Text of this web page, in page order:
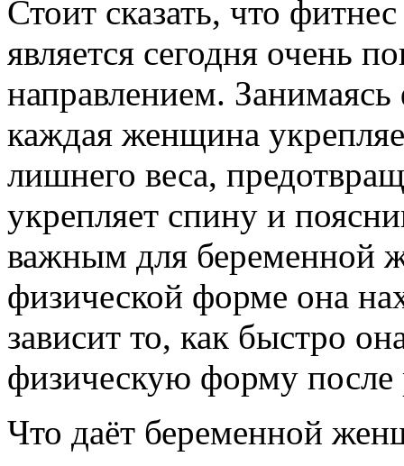
Стоит сказать, что
является сегодня очень
направлением.
каждая женщина
лишнего веса,
укрепляет спину и
важным для беременной
физической форме она
зависит то, как быстро
физическую форму после
Что даёт беременной